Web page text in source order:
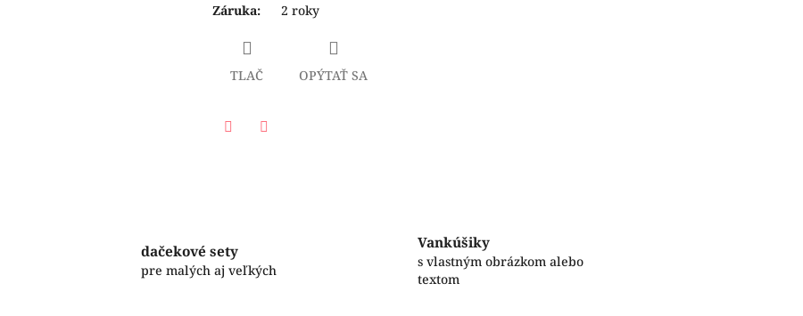
Záruka: 2 roky
TLAČ OPÝTAŤ SA
dačekové sety
pre malých aj veľkých
Vankúšiky
s vlastným obrázkom alebo
textom